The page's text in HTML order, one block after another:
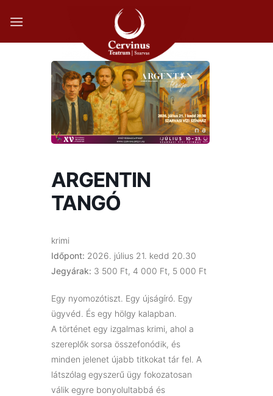
ARGENTIN
TANGÓ
krimi
Időpont: 2026. július 21. kedd 20.30
Jegyárak: 3 500 Ft, 4 000 Ft, 5 000 Ft
Egy nyomozótiszt. Egy újságíró. Egy
ügyvéd. És egy hölgy kalapban.
A történet egy izgalmas krimi, ahol a
szereplők sorsa összefonódik, és
minden jelenet újabb titkokat tár fel. A
látszólag egyszerű ügy fokozatosan
válik egyre bonyolultabbá és